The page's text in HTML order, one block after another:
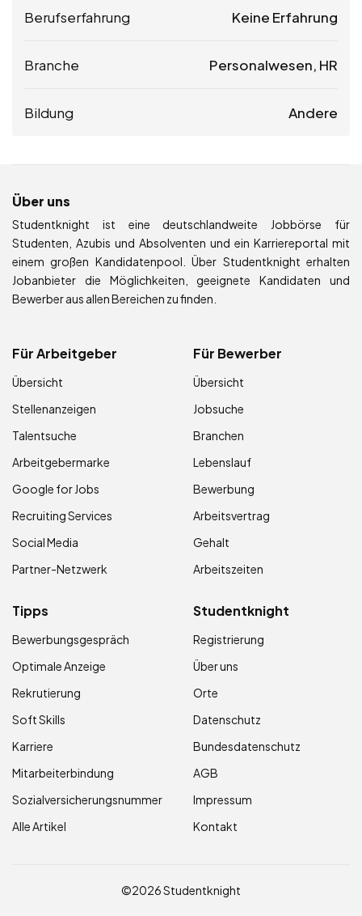
Berufserfahrung Keine Erfahrung
Branche Personalwesen, HR
Bildung Andere
Über uns
Studentknight ist eine deutschlandweite Jobbörse für
Studenten, Azubis und Absolventen und ein Karriereportal mit
einem großen Kandidatenpool. Über Studentknight erhalten
Jobanbieter die Möglichkeiten, geeignete Kandidaten und
Bewerber aus allen Bereichen zu finden.
Für Arbeitgeber
Übersicht
Stellenanzeigen
Talentsuche
Arbeitgebermarke
Google for Jobs
Recruiting Services
Social Media
Partner-Netzwerk
Für Bewerber
Übersicht
Jobsuche
Branchen
Lebenslauf
Bewerbung
Arbeitsvertrag
Gehalt
Arbeitszeiten
Tipps
Bewerbungsgespräch
Optimale Anzeige
Rekrutierung
Soft Skills
Karriere
Mitarbeiterbindung
Sozialversicherungsnummer
Alle Artikel
Studentknight
Registrierung
Über uns
Orte
Datenschutz
Bundesdatenschutz
AGB
Impressum
Kontakt
©2026 Studentknight